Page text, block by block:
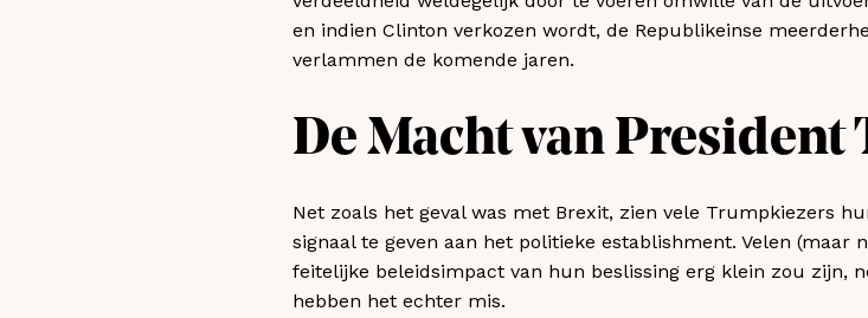
en indien Clinton verkozen wordt, de Republikeinse
verlammen de komende jaren.
De Macht van President
Net zoals het geval was met Brexit, zien vele Trumpkiezers
signaal te geven aan het politieke establishment. Velen (maar
feitelijke beleidsimpact van hun beslissing erg klein zou zijn,
hebben het echter mis.